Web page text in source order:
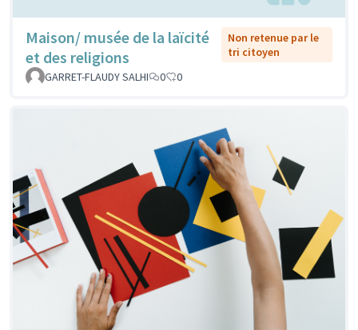
Maison/ musée de la laïcité
et des religions
Non retenue par le
tri citoyen
GARRET-FLAUDY SALHI
0 0